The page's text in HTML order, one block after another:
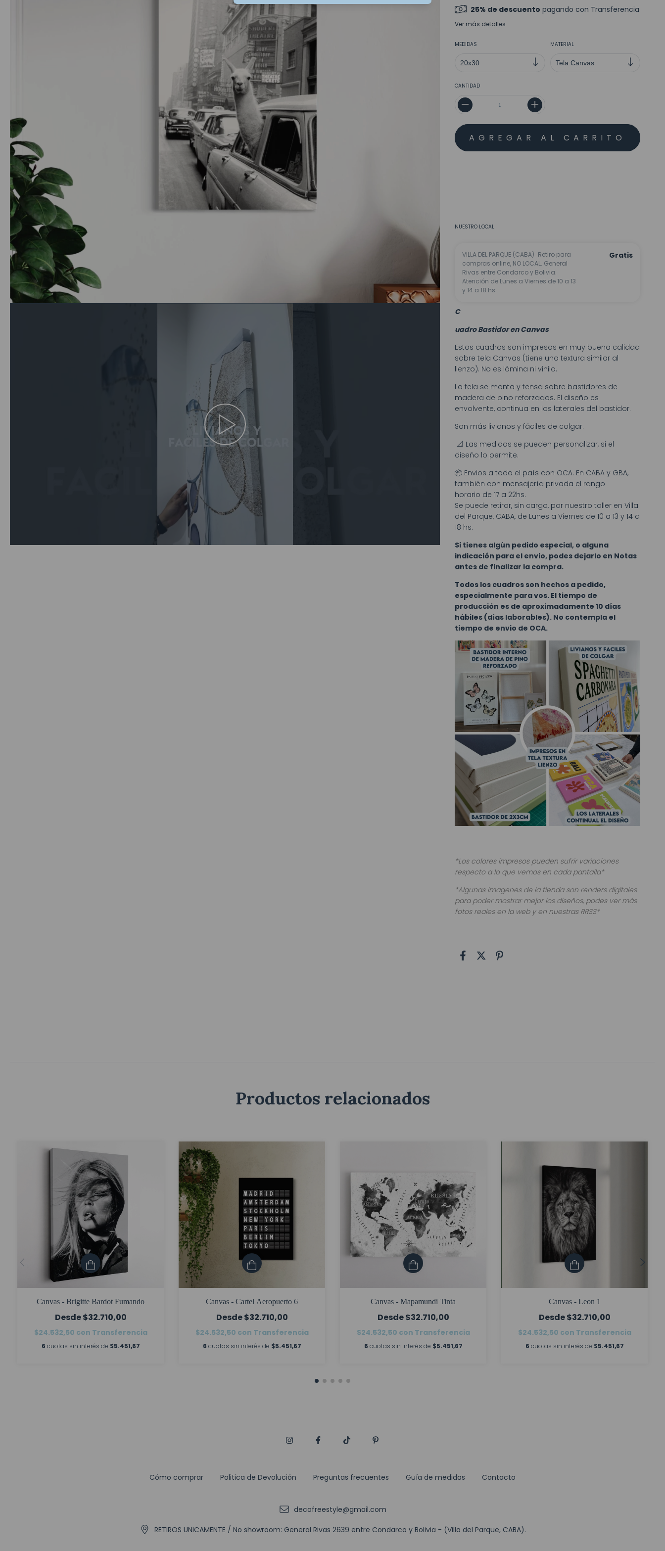
25% de descuento pagando con Transferencia
Ver más detalles
MEDIDAS MATERIAL
CANTIDAD
NUESTRO LOCAL
VILLA DEL PARQUE (CABA) Retiro para
compras online, NO LOCAL. General
Rivas entre Condarco y Bolivia.
Atención de Lunes a Viernes de 10 a 13
y 14 a 18 hs.
Gratis
C
uadro Bastidor en Canvas
Estos cuadros son impresos en muy buena calidad
sobre tela Canvas (tiene una textura similar al
lienzo). No es lámina ni vinilo.
La tela se monta y tensa sobre bastidores de
madera de pino reforzados. El diseño es
envolvente, continua en los laterales del bastidor.
Son más livianos y fáciles de colgar.
📐 Las medidas se pueden personalizar, si el
diseño lo permite.
📦 Envios a todo el país con OCA. En CABA y GBA,
también con mensajería privada el rango
horario de 17 a 22hs.
Se puede retirar, sin cargo, por nuestro taller en Villa
del Parque, CABA, de Lunes a Viernes de 10 a 13 y 14 a
18 hs.
Si tienes algún pedido especial, o alguna
indicación para el envio, podes dejarlo en Notas
antes de finalizar la compra.
Todos los cuadros son hechos a pedido,
especialmente para vos. El tiempo de
producción es de aproximadamente 10 días
hábiles (días laborables). No contempla el
tiempo de envio de OCA.
*Los colores impresos pueden sufrir variaciones
respecto a lo que vemos en cada pantalla*
*Algunas imagenes de la tienda son renders digitales
para poder mostrar mejor los diseños, podes ver más
fotos reales en la web y en nuestras RRSS*
Productos relacionados
Canvas - Brigitte Bardot Fumando
$32.710,00
$24.532,50 con Transferencia
6 cuotas sin interés de $5.451,67
Canvas - Cartel Aeropuerto 6
$32.710,00
$24.532,50 con Transferencia
6 cuotas sin interés de $5.451,67
Canvas - Mapamundi Tinta
$32.710,00
$24.532,50 con Transferencia
6 cuotas sin interés de $5.451,67
Canvas - Leon 1
$32.710,00
$24.532,50 con Transferencia
6 cuotas sin interés de $5.451,67
Cómo comprar Politica de Devolución Preguntas frecuentes Guía de medidas Contacto
decofreestyle@gmail.com
RETIROS UNICAMENTE / No showroom: General Rivas 2639 entre Condarco y Bolivia - (Villa del Parque, CABA).